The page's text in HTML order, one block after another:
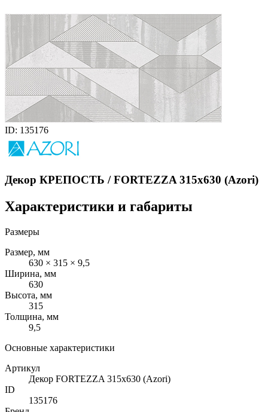
ID: 135176
Декор КРЕПОСТЬ / FORTEZZA 315x630 (Azori)
Характеристики и габариты
Размеры
Размер, мм
630 × 315 × 9,5
Ширина, мм
630
Высота, мм
315
Толщина, мм
9,5
Основные характеристики
Артикул
Декор FORTEZZA 315x630 (Azori)
ID
135176